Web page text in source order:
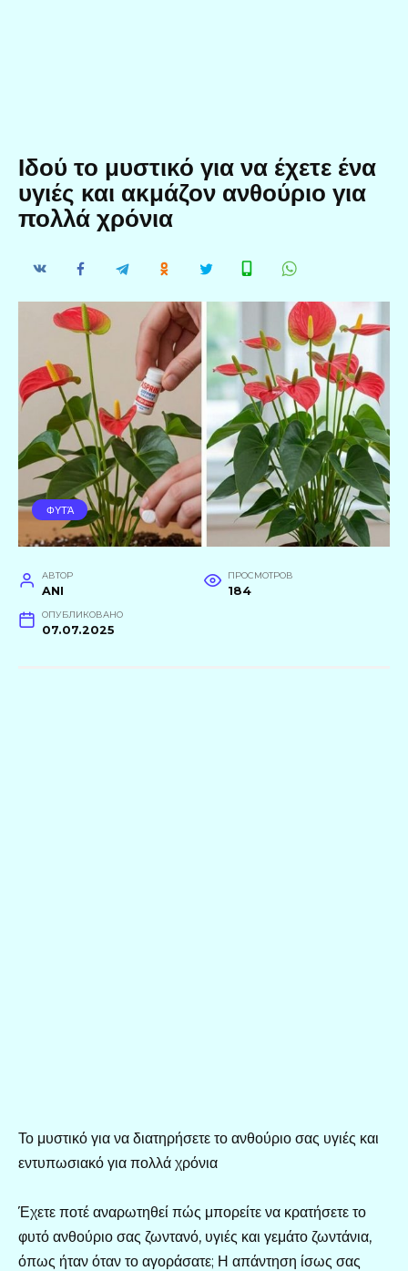
Ιδού το μυστικό για να έχετε ένα
υγιές και ακμάζον ανθούριο για
πολλά χρόνια
ΦΥΤΆ
АВТОР
ANI
ПРОСМОТРОВ
184
ОПУБЛИКОВАНО
07.07.2025
Το μυστικό για να διατηρήσετε το ανθούριο σας υγιές και
εντυπωσιακό για πολλά χρόνια
Έχετε ποτέ αναρωτηθεί πώς μπορείτε να κρατήσετε το
φυτό ανθούριο σας ζωντανό, υγιές και γεμάτο ζωντάνια,
όπως ήταν όταν το αγοράσατε; Η απάντηση ίσως σας